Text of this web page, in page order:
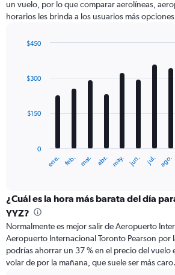
displaying
values.
to
un vuelo, por lo que comparar aerolíneas,
horarios les brinda a los usuarios más
with
12
The
categories.
Range:
categories.
The
chart
has
ene. feb. mar. abr. may. jun. jul. ago.
0
$150
$300
$450
¿Cuál es la hora más barata del día
YYZ?
Normalmente es mejor salir de Aeropuerto
Aeropuerto Internacional Toronto Pearson por
podrías ahorrar un 37 % en el precio del vuelo
volar de por la mañana, que suele ser más caro.